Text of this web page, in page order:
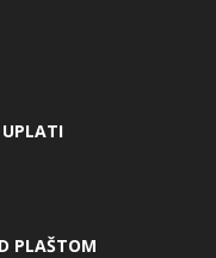
UPLATI
PLAŠTOM